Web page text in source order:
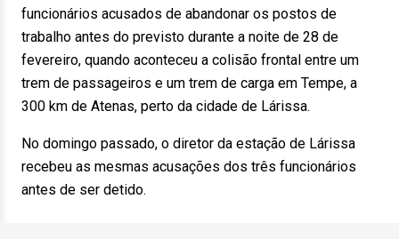
funcionários acusados de abandonar os postos de
trabalho antes do previsto durante a noite de 28 de
fevereiro, quando aconteceu a colisão frontal entre um
trem de passageiros e um trem de carga em Tempe, a
300 km de Atenas, perto da cidade de Lárissa.
No domingo passado, o diretor da estação de Lárissa
recebeu as mesmas acusações dos três funcionários
antes de ser detido.